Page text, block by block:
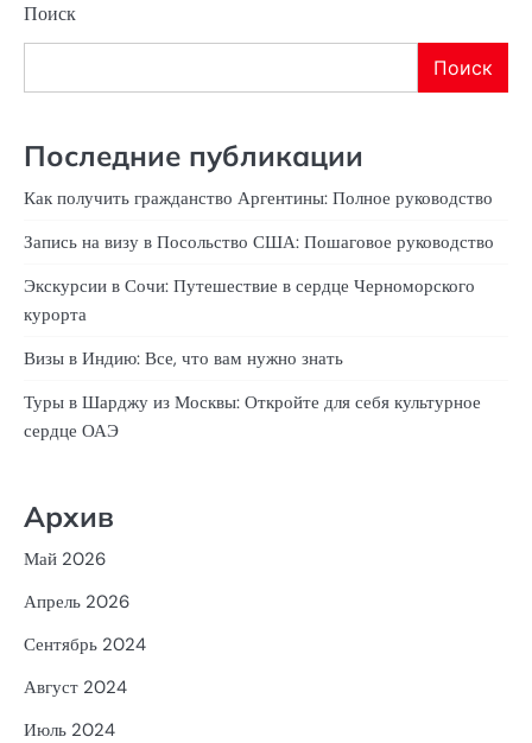
Поиск
Поиск
Последние публикации
Как получить гражданство Аргентины: Полное руководство
Запись на визу в Посольство США: Пошаговое руководство
Экскурсии в Сочи: Путешествие в сердце Черноморского
курорта
Визы в Индию: Все, что вам нужно знать
Туры в Шарджу из Москвы: Откройте для себя культурное
сердце ОАЭ
Архив
Май 2026
Апрель 2026
Сентябрь 2024
Август 2024
Июль 2024